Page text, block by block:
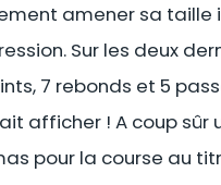
amener sa taille
Sur les deux
7 rebonds et 5
afficher ! A coup sûr
pour la course au